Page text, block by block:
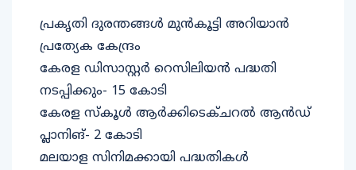
പ്രകൃതി ദുരന്തങ്ങള്‍ മുന്‍കൂട്ടി അറിയാന്‍
പ്രത്യേക കേന്ദ്രം
കേരള ഡിസാസ്റ്റര്‍ റെസിലിയന്‍ പദ്ധതി
നടപ്പിക്കും- 15 കോടി
കേരള സ്‌കൂള്‍ ആര്‍ക്കിടെക്ചറല്‍ ആന്‍ഡ്
പ്ലാനിങ്- 2 കോടി
മലയാള സിനിമക്കായി പദ്ധതികള്‍